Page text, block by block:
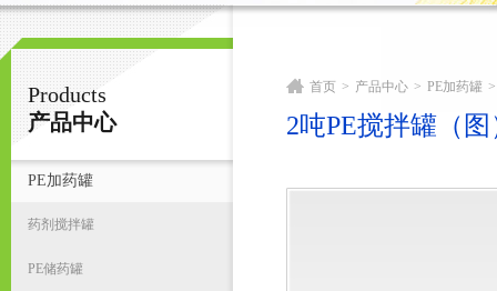
宁波君益塑业有限公司
Products
产品中心
PE加药罐
药剂搅拌罐
PE储药罐
首页 > 产品中心 > PE加药罐 >
2吨PE搅拌罐（图